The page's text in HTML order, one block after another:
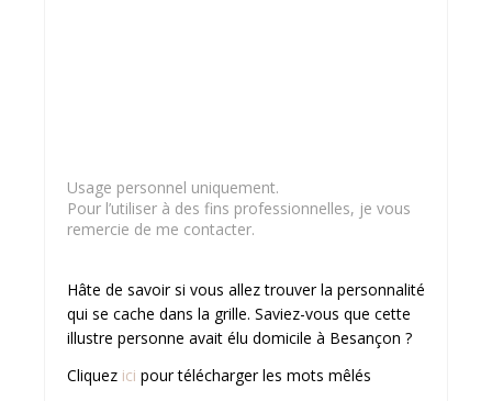
Usage personnel uniquement.
Pour l’utiliser à des fins professionnelles, je vous
remercie de me contacter.
Hâte de savoir si vous allez trouver la personnalité
qui se cache dans la grille. Saviez-vous que cette
illustre personne avait élu domicile à Besançon ?
Cliquez ici pour télécharger les mots mêlés